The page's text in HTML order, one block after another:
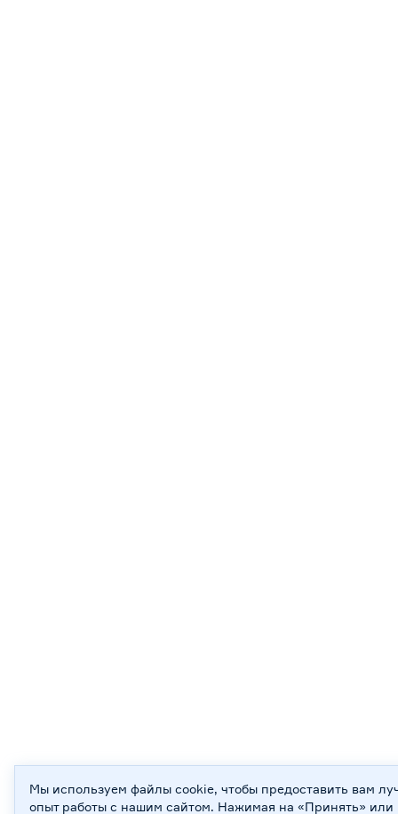
Мы используем файлы cookie, чтобы предоставить вам
опыт работы с нашим сайтом. Нажимая на «Принять» или